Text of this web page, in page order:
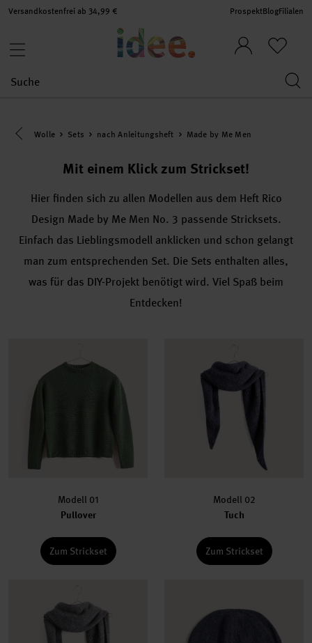
Versandkostenfrei ab 34,99 € ProspektBlogFilialen
Eine Kategorie zurück navigieren
Wolle Sets nach Anleitungsheft Made by Me Men
Mit einem Klick zum Strickset!
Hier finden sich zu allen Modellen aus dem Heft Rico
Design Made by Me Men No. 3 passende Stricksets.
Einfach das Lieblingsmodell anklicken und schon gelangt
man zum entsprechenden Set. Die Sets enthalten alles,
was für das DIY-Projekt benötigt wird. Viel Spaß beim
Entdecken!
Modell 01
Pullover
Zum Strickset
Modell 02
Tuch
Zum Strickset